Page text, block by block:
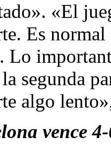
«El
Es normal
Lo
segunda
algo
vence